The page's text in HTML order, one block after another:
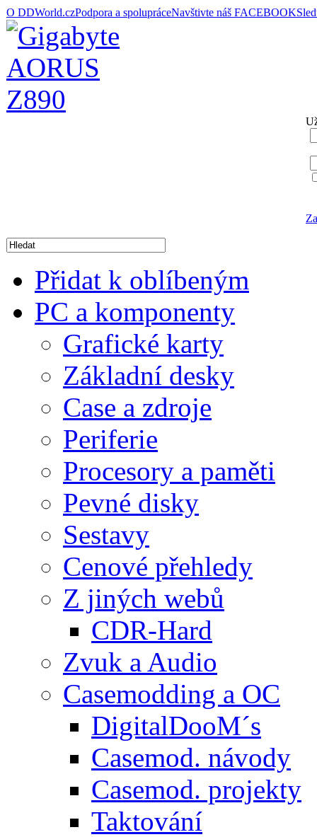
O DDWorld.czPodpora a spolupráceNavštivte náš FACEBOOK
Přidat k oblíbeným
PC a komponenty
Grafické karty
Základní desky
Case a zdroje
Periferie
Procesory a paměti
Pevné disky
Sestavy
Cenové přehledy
Z jiných webů
CDR-Hard
Zvuk a Audio
Casemodding a OC
DigitalDooM´s
Casemod. návody
Casemod. projekty
Taktování